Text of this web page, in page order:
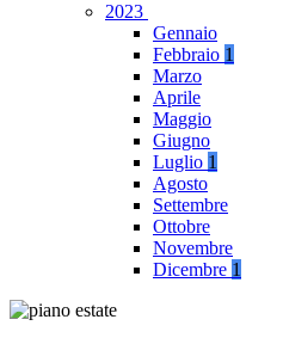
2023
Gennaio
Febbraio 1
Marzo
Aprile
Maggio
Giugno
Luglio 1
Agosto
Settembre
Ottobre
Novembre
Dicembre 1